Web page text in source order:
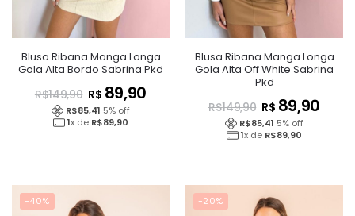
Blusa Ribana Manga Longa
Gola Alta Bordo Sabrina Pkd
R$149,90 R$ 89,90
R$85,41 5% off
1x de R$89,90
Blusa Ribana Manga Longa
Gola Alta Off White Sabrina
Pkd
R$149,90 R$ 89,90
R$85,41 5% off
1x de R$89,90
-40% -20%